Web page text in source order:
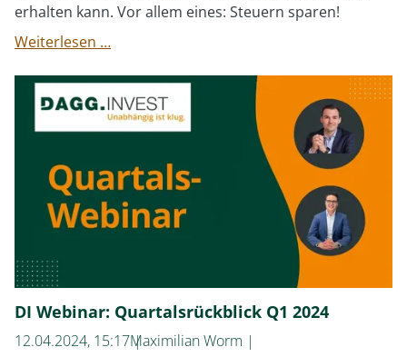
erhalten kann. Vor allem eines: Steuern sparen!
Weiterlesen …Steuereffizient
"vererben"
DI Webinar: Quartalsrückblick Q1 2024
12.04.2024, 15:17Maximilian Worm